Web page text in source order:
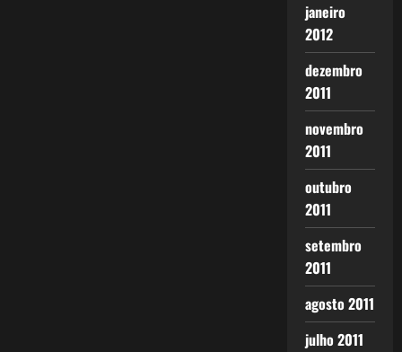
janeiro
2012
dezembro
2011
novembro
2011
outubro
2011
setembro
2011
agosto 2011
julho 2011